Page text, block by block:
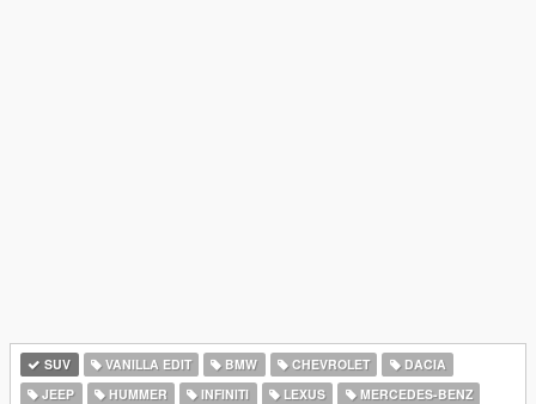
SUV VANILLA EDIT BMW CHEVROLET
DACIA
JEEP
HUMMER INFINITI LEXUS
MERCEDES-BENZ